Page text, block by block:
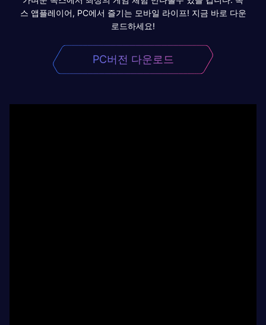
스 앱플레이어, PC에서 즐기는 모바일 라이프! 지금 바로 다운
로드하세요!
PC버전 다운로드